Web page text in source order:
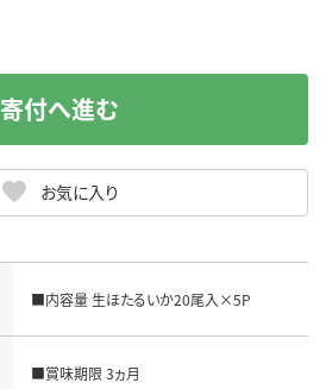
お気に入り
寄付へ進む
■内容量 生ほたるいか20尾入×5P
■賞味期限 3ヵ月